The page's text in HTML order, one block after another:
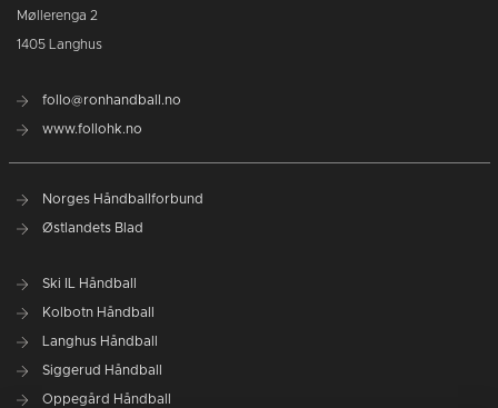
Møllerenga 2
1405 Langhus
follo@ronhandball.no
www.follohk.no
Norges Håndballforbund
Østlandets Blad
Ski IL Håndball
Kolbotn Håndball
Langhus Håndball
Siggerud Håndball
Oppegård Håndball